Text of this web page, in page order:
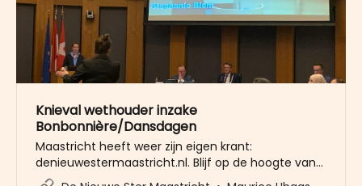
Knieval wethouder inzake
Bonbonnière/Dansdagen
Maastricht heeft weer zijn eigen krant:
denieuwestermaastricht.nl. Blijf op de hoogte van
lokale gebeurtenissen, politiek, horeca,